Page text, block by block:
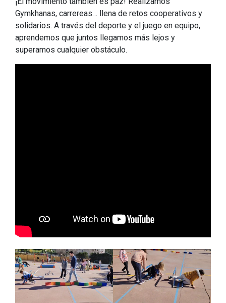
Gymkhanas, carrereas… llena de retos cooperativos y
solidarios. A través del deporte y el juego en equipo,
aprendemos que juntos llegamos más lejos y
superamos cualquier obstáculo.